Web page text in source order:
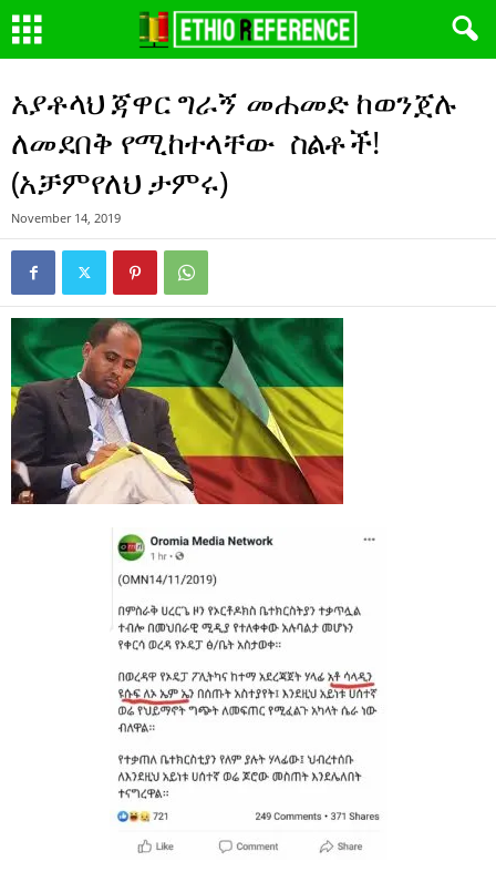
አያቶላህ ጃዋር ግራኝ መሐመድ ከወንጀሉ
ለመደበቅ የሚከተላቸው ስልቶች!
(አቻምየለህ ታምሩ)
November 14, 2019